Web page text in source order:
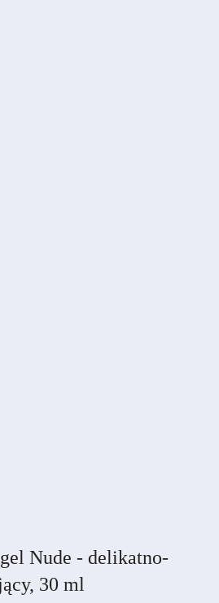
Nude - delikatno-
30 ml